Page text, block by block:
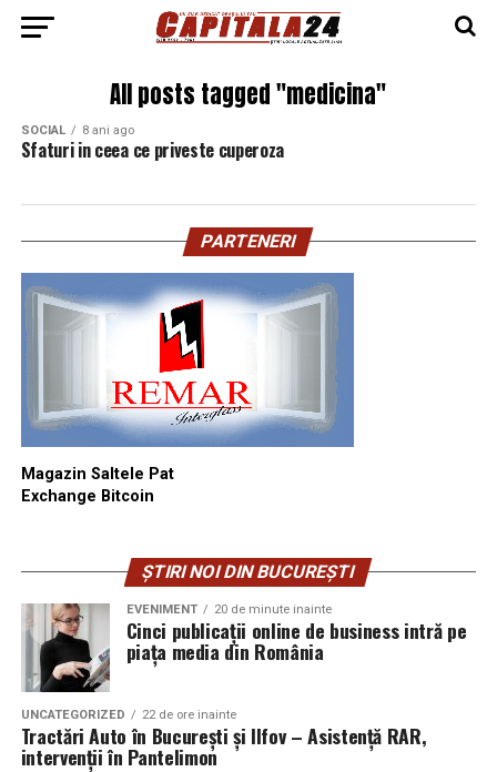
All posts tagged "medicina"
SOCIAL 8 ani ago
Sfaturi in ceea ce priveste cuperoza
PARTENERI
Magazin Saltele Pat
Exchange Bitcoin
ȘTIRI NOI DIN BUCUREȘTI
EVENIMENT 20 de minute inainte
Cinci publicații online de business intră pe
piața media din România
UNCATEGORIZED 22 de ore inainte
Tractări Auto în București și Ilfov – Asistență RAR,
intervenții în Pantelimon